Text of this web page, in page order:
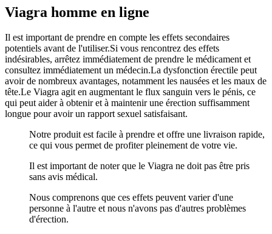
Viagra homme en ligne
Il est important de prendre en compte les effets secondaires
potentiels avant de l'utiliser.Si vous rencontrez des effets
indésirables, arrêtez immédiatement de prendre le médicament et
consultez immédiatement un médecin.La dysfonction érectile peut
avoir de nombreux avantages, notamment les nausées et les maux de
tête.Le Viagra agit en augmentant le flux sanguin vers le pénis, ce
qui peut aider à obtenir et à maintenir une érection suffisamment
longue pour avoir un rapport sexuel satisfaisant.
Notre produit est facile à prendre et offre une livraison rapide,
ce qui vous permet de profiter pleinement de votre vie.
Il est important de noter que le Viagra ne doit pas être pris
sans avis médical.
Nous comprenons que ces effets peuvent varier d'une
personne à l'autre et nous n'avons pas d'autres problèmes
d'érection.